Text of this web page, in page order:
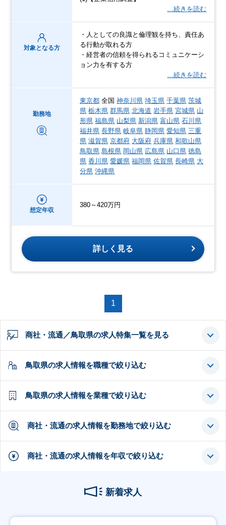
…続きを読む
対象となる方
・人としての良識と倫理観を持ち、責任あ
る行動が取れる方
・経営者の信頼を得られるコミュニケーシ
ョン力を有する方
…続きを読む
勤務地
東京都 全国神奈川県 埼玉県 千葉県 茨城
県 栃木県 群馬県 北海道 岩手県 宮城県 山
形県 福島県 山梨県 新潟県 富山県 石川県
福井県 長野県 岐阜県 静岡県 愛知県 三重
県 滋賀県 京都府 大阪府 兵庫県 和歌山県
鳥取県 島根県 岡山県 広島県 山口県 徳島
県 香川県 愛媛県 福岡県 佐賀県 長崎県 大
分県 沖縄県
想定年収
380～420万円
詳しく見る
1
商社・流通／鳥取県の求人特集一覧を見る
鳥取県の求人情報を職種で絞り込む
鳥取県の求人情報を業種で絞り込む
商社・流通の求人情報を勤務地で絞り込む
商社・流通の求人情報を年収で絞り込む
新着求人